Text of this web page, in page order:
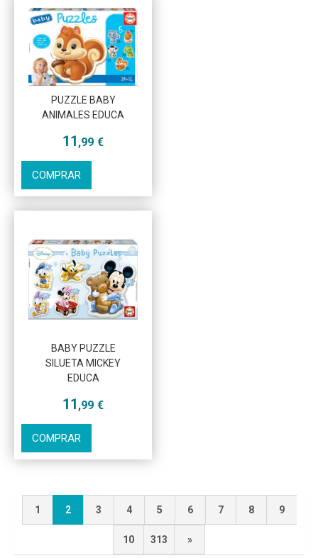
PUZZLE BABY
ANIMALES EDUCA
11 ,99 €
COMPRAR
BABY PUZZLE
SILUETA MICKEY
EDUCA
11 ,99 €
COMPRAR
1 2 3 4 5 6 7 8 9
10 313 »